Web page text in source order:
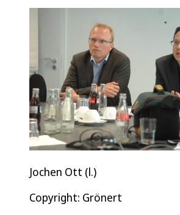
Jochen Ott (l.)
Copyright: Grönert